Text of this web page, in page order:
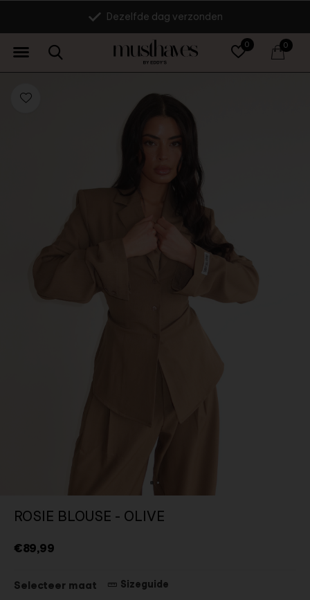
0 0
Dezelfde dag verzonden
ROSIE BLOUSE - OLIVE
€89,99
Selecteer maat Sizeguide